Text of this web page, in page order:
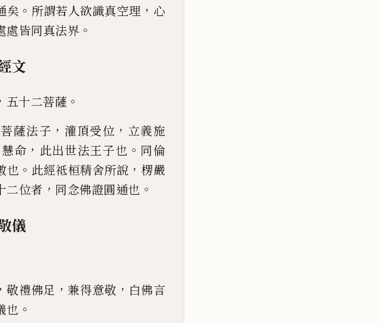
矣 。 所謂若人欲識真空理 ， 心
處皆同真法界 。
文
五十二菩薩 。
菩薩法子 ， 灌頂受位 ， 立義施
命 ， 此出世法王子也 。 同倫
也 。 此經祗桓精舍所說 ， 楞嚴
二位者 ， 同念佛證圓通也 。
儀
，敬禮佛足 ，兼得意敬 ， 白佛言
也 。